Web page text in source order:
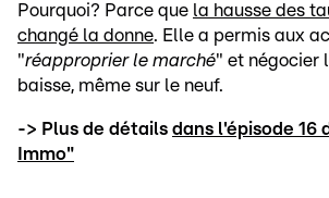
Pourquoi? Parce que la hausse des
changé la donne. Elle a permis aux
"réapproprier le marché" et négocier
baisse, même sur le neuf.
-> Plus de détails dans l'épisode 16
Immo"